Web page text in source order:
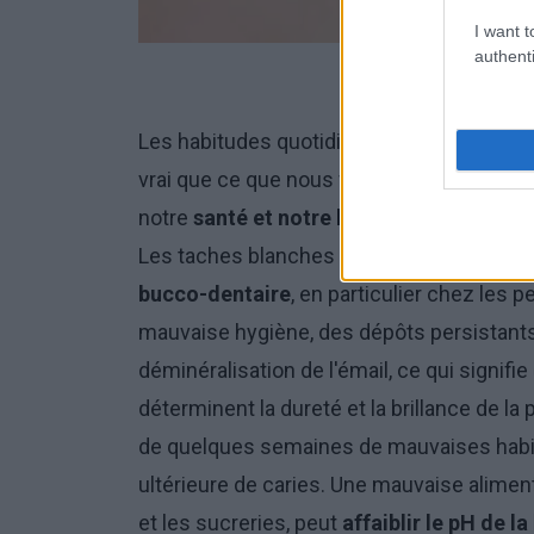
I want
Les habitudes quotidiennes. Il s'agit d'un
vrai que ce que nous faisons et la
notre santé et notre bien-être général
Les taches blanches sur les dents
bucco-dentaire, en particulier chez les
mauvaise hygiène, des dépôts
déminéralisation de l'émail, ce qui
déterminent la dureté et la brillance de la
de quelques semaines de mauvaises
ultérieure de caries. Une mauvaise
et les sucreries, peut affaiblir le pH de la